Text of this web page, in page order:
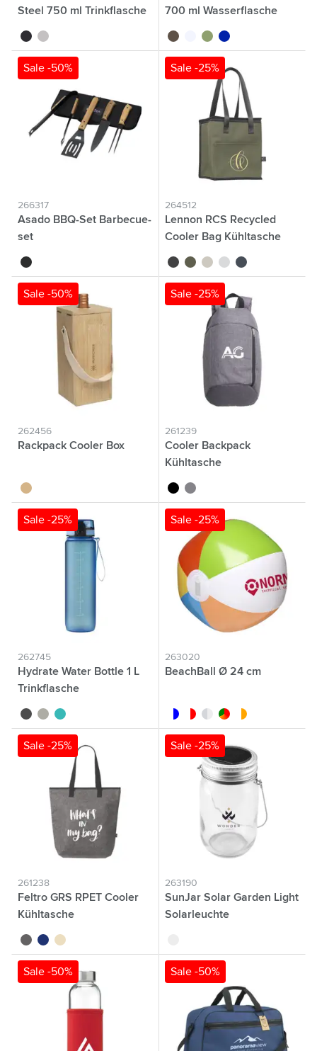
Steel 750 ml Trinkflasche
noir argenté
700 ml Wasserflasche
noir translucide
vert bleu
Sale -50%
266317
Asado BBQ-Set Barbecue-
set
noir
Sale -25%
264512
Lennon RCS Recycled
Cooler Bag Kühltasche
noir vert beigebleu clairbleu marine
Sale -50%
262456
Rackpack Cooler Box
brun bois
Sale -25%
261239
Cooler Backpack
Kühltasche
noir gris
Sale -25%
262745
Hydrate Water Bottle 1 L
Trinkflasche
noir gris bleu
Sale -25%
263020
BeachBall Ø 24 cm
blanc/bleublanc/rouge
blanc/translucide
custom/multicolor
blanc/orange
Sale -25%
261238
Feltro GRS RPET Cooler
Kühltasche
gris bleu beige
Sale -25%
263190
SunJar Solar Garden Light
Solarleuchte
Sale -50% Sale -50%